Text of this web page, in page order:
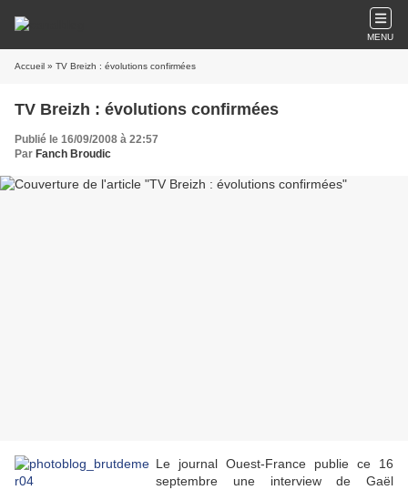
MENU
Accueil » TV Breizh : évolutions confirmées
TV Breizh : évolutions confirmées
Publié le 16/09/2008 à 22:57
Par Fanch Broudic
Le journal Ouest-France publie ce 16
septembre une interview de Gaël